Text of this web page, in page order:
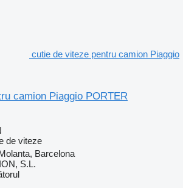
cutie de viteze pentru camion Piaggio
camion Piaggio PORTER
de viteze
Barcelona
S.L.